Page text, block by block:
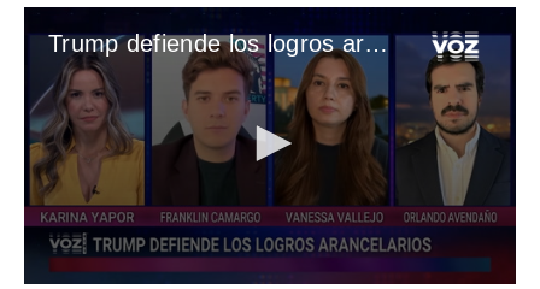
Trump defiende los logros arancelarios